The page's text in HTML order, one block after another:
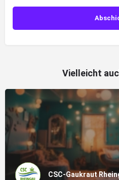
Vielleicht
CSC-Gaukraut